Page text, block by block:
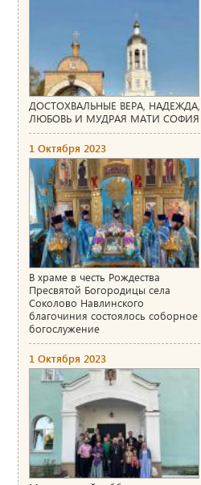
ДОСТОХВАЛЬНЫЕ ВЕРА, НАДЕЖДА,
ЛЮБОВЬ И МУДРАЯ МАТИ СОФИЯ
1 Октября 2023
В храме в честь Рождества
Пресвятой Богородицы села
Соколово Навлинского
благочиния состоялось соборное
богослужение
1 Октября 2023